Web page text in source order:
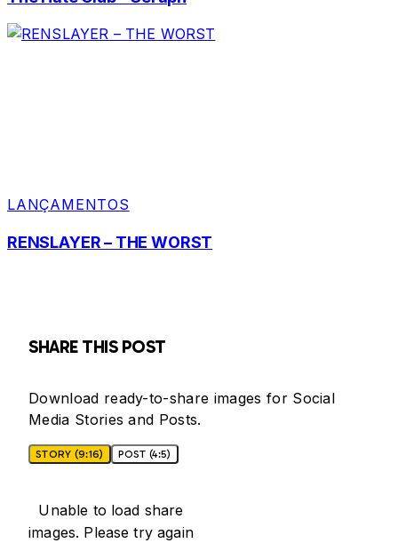
LANÇAMENTOS
RENSLAYER – THE WORST
SHARE THIS POST
Download ready-to-share images for Social
Media Stories and Posts.
STORY (9:16) POST (4:5)
Unable to load share
images. Please try again